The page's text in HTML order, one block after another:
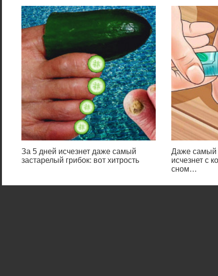
За 5 дней исчезнет даже самый
застарелый грибок: вот хитрость
Даже самый
исчезнет с
сном…